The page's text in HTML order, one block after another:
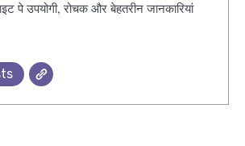
पे उपयोगी, रोचक और बेहतरीन जानकारियां